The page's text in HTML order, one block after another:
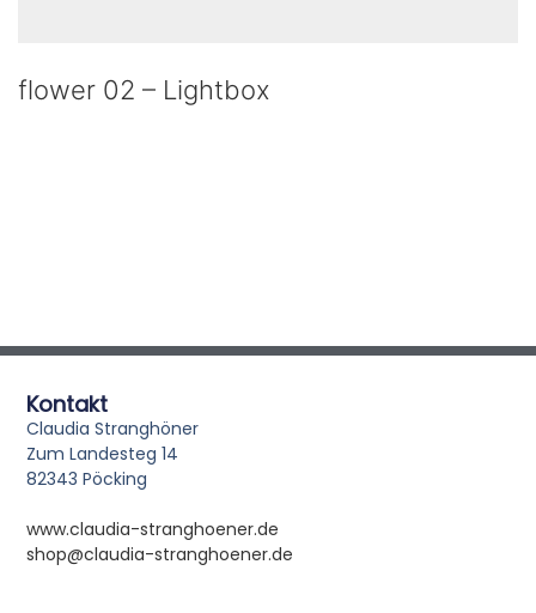
flower 02 – Lightbox
Kontakt
Claudia Stranghöner
Zum Landesteg 14
82343 Pöcking
www.claudia-stranghoener.de
shop@claudia-stranghoener.de